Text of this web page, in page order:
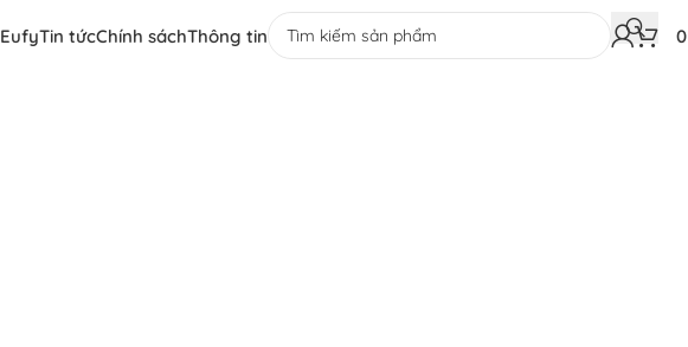
EufyTin tứcChính sáchThông tin